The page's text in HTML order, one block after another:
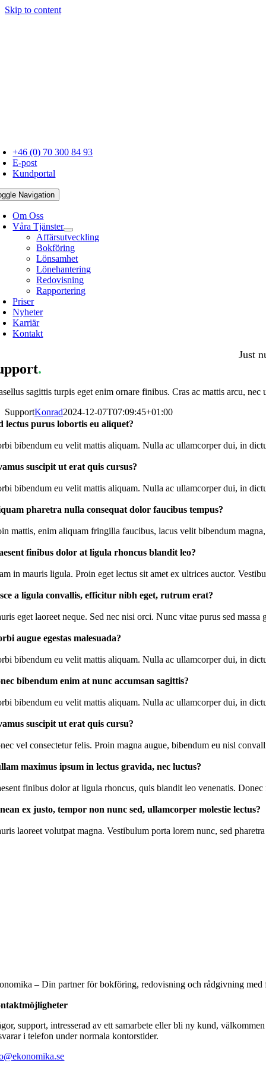
Skip to content
+46 (0) 70 300 84 93
E-post
Kundportal
Navigation
Om Oss
Våra Tjänster
Affärsutveckling
Bokföring
Lönsamhet
Lönehantering
Redovisning
Rapportering
Priser
Nyheter
Karriär
Kontakt
Just
.
sagittis turpis eget enim ornare finibus. Cras ac mattis arcu, nec
SupportKonrad2024-12-07T07:09:45+01:00
lectus purus lobortis eu aliquet?
bibendum eu velit mattis aliquam. Nulla ac ullamcorper dui, in
suscipit ut erat quis cursus?
bibendum eu velit mattis aliquam. Nulla ac ullamcorper dui, in
pharetra nulla consequat dolor faucibus tempus?
mattis, enim aliquam fringilla faucibus, lacus velit bibendum
finibus dolor at ligula rhoncus blandit leo?
in mauris ligula. Proin eget lectus sit amet ex ultrices auctor.
a ligula convallis, efficitur nibh eget, rutrum erat?
eget laoreet neque. Sed nec nisi orci. Nunc vitae purus sed
augue egestas malesuada?
bibendum eu velit mattis aliquam. Nulla ac ullamcorper dui, in
bibendum enim at nunc accumsan sagittis?
bibendum eu velit mattis aliquam. Nulla ac ullamcorper dui, in
suscipit ut erat quis cursu?
vel consectetur felis. Proin magna augue, bibendum eu nisl
maximus ipsum in lectus gravida, nec luctus?
finibus dolor at ligula rhoncus, quis blandit leo venenatis.
ex justo, tempor non nunc sed, ullamcorper molestie lectus?
laoreet volutpat magna. Vestibulum porta lorem nunc, sed
– Din partner för bokföring, redovisning och rådgivning med
support, intresserad av ett samarbete eller bli ny kund,
i telefon under normala kontorstider.